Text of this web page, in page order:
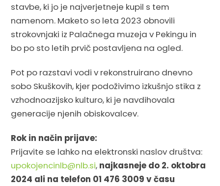
stavbe, ki jo je najverjetneje kupil s tem
namenom. Maketo so leta 2023 obnovili
strokovnjaki iz Palačnega muzeja v Pekingu in
bo po sto letih prvič postavljena na ogled.
Pot po razstavi vodi v rekonstruirano dnevno
sobo Skuškovih, kjer podoživimo izkušnjo stika z
vzhodnoazijsko kulturo, ki je navdihovala
generacije njenih obiskovalcev.
Rok in način prijave:
Prijavite se lahko na elektronski naslov društva:
upokojencinlb@nlb.si, najkasneje do 2. oktobra
2024 ali na telefon 01 476 3009 v času